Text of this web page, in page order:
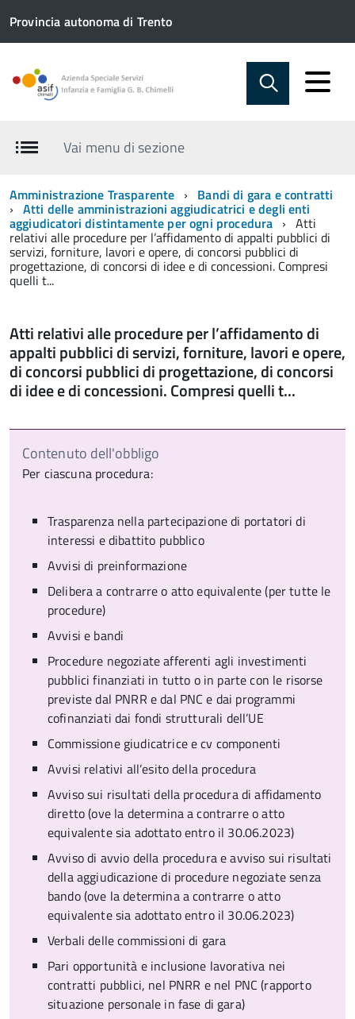
Provincia autonoma di Trento
Vai menu di sezione
Amministrazione Trasparente Bandi di gara e contratti
Atti delle amministrazioni aggiudicatrici e degli enti
aggiudicatori distintamente per ogni procedura Atti
relativi alle procedure per l’affidamento di appalti pubblici di
servizi, forniture, lavori e opere, di concorsi pubblici di
progettazione, di concorsi di idee e di concessioni. Compresi
quelli t...
Atti relativi alle procedure per l’affidamento di
appalti pubblici di servizi, forniture, lavori e opere,
di concorsi pubblici di progettazione, di concorsi
di idee e di concessioni. Compresi quelli t...
Contenuto dell'obbligo
Per ciascuna procedura:
Trasparenza nella partecipazione di portatori di
interessi e dibattito pubblico
Avvisi di preinformazione
Delibera a contrarre o atto equivalente (per tutte le
procedure)
Avvisi e bandi
Procedure negoziate afferenti agli investimenti
pubblici finanziati in tutto o in parte con le risorse
previste dal PNRR e dal PNC e dai programmi
cofinanziati dai fondi strutturali dell’UE
Commissione giudicatrice e cv componenti
Avvisi relativi all’esito della procedura
Avviso sui risultati della procedura di affidamento
diretto (ove la determina a contrarre o atto
equivalente sia adottato entro il 30.06.2023)
Avviso di avvio della procedura e avviso sui risultati
della aggiudicazione di procedure negoziate senza
bando (ove la determina a contrarre o atto
equivalente sia adottato entro il 30.06.2023)
Verbali delle commissioni di gara
Pari opportunità e inclusione lavorativa nei
contratti pubblici, nel PNRR e nel PNC (rapporto
situazione personale in fase di gara)